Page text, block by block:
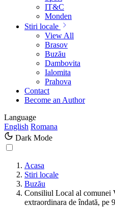
IT&C
Monden
Stiri locale
View All
Brasov
Buzău
Dambovita
Ialomita
Prahova
Contact
Become an Author
Language
English Romana
Dark Mode
Acasa
Stiri locale
Buzău
Consiliul Local al comunei
extraordinara de îndată, pe